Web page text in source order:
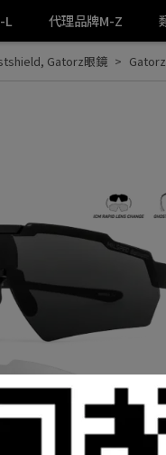
L 代理品牌M-Z
, Gatorz眼鏡